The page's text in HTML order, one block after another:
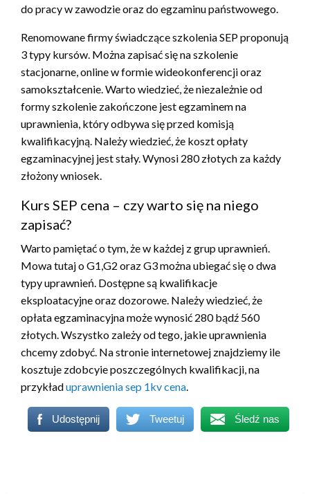
do pracy w zawodzie oraz do egzaminu państwowego.
Renomowane firmy świadczące szkolenia SEP proponują
3 typy kursów. Można zapisać się na szkolenie
stacjonarne, online w formie wideokonferencji oraz
samokształcenie. Warto wiedzieć, że niezależnie od
formy szkolenie zakończone jest egzaminem na
uprawnienia, który odbywa się przed komisją
kwalifikacyjną. Należy wiedzieć, że koszt opłaty
egzaminacyjnej jest stały. Wynosi 280 złotych za każdy
złożony wniosek.
Kurs SEP cena – czy warto się na niego
zapisać?
Warto pamiętać o tym, że w każdej z grup uprawnień.
Mowa tutaj o G1,G2 oraz G3 można ubiegać się o dwa
typy uprawnień. Dostępne są kwalifikacje
eksploatacyjne oraz dozorowe. Należy wiedzieć, że
opłata egzaminacyjna może wynosić 280 bądź 560
złotych. Wszystko zależy od tego, jakie uprawnienia
chcemy zdobyć. Na stronie internetowej znajdziemy ile
kosztuje zdobcyie poszczególnych kwalifikacji, na
przykładuprawnienia sep 1kv cena
Udostępnij Tweetuj Śledź nas